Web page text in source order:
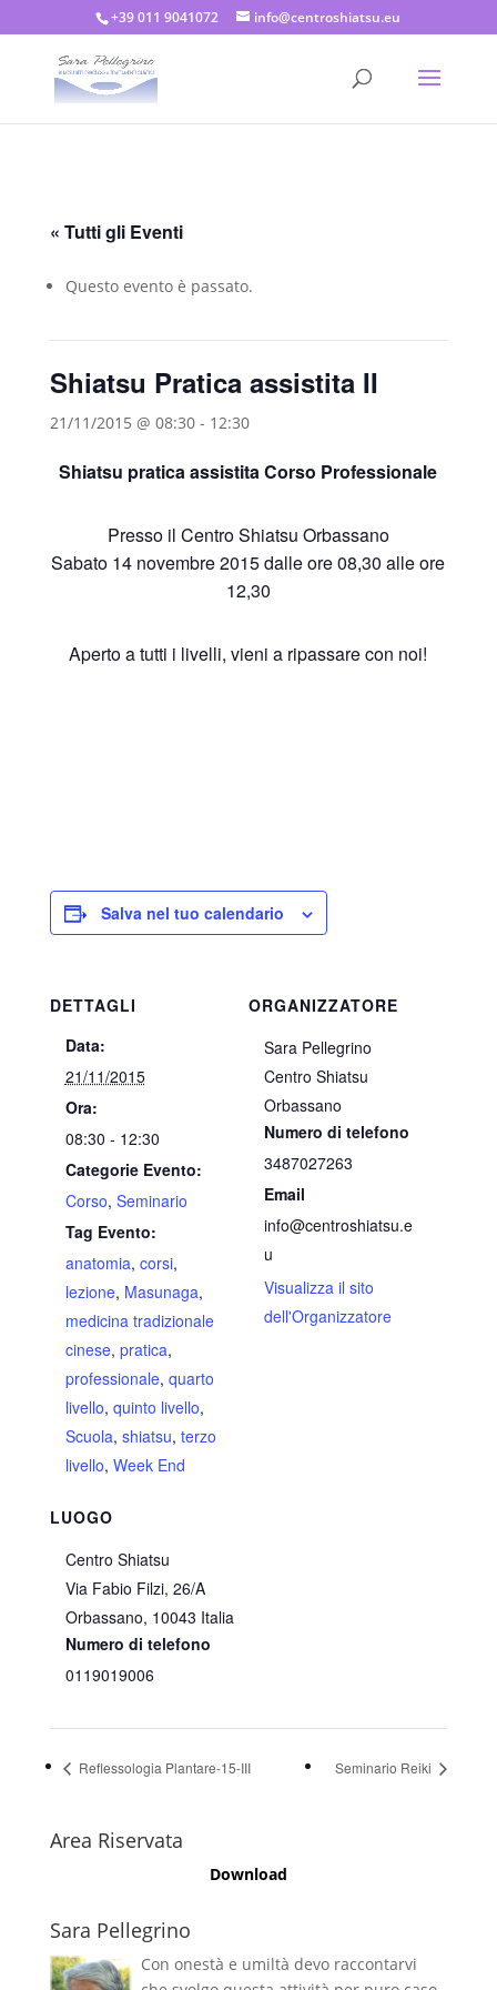
+39 011 9041072 info@centroshiatsu.eu
« Tutti gli Eventi
Questo evento è passato.
Shiatsu Pratica assistita II
21/11/2015 @ 08:30- 12:30
Shiatsu pratica assistita Corso Professionale
Presso il Centro Shiatsu Orbassano
Sabato 14 novembre 2015 dalle ore 08,30 alle ore
12,30
Aperto a tutti i livelli, vieni a ripassare con noi!
Salva nel tuo calendario
DETTAGLI
Data:
21/11/2015
Ora:
08:30 - 12:30
Categorie Evento:
Corso, Seminario
Tag Evento:
anatomia, corsi,
lezione, Masunaga,
medicina tradizionale
cinese, pratica,
professionale, quarto
livello, quinto livello,
Scuola, shiatsu, terzo
livello, Week End
LUOGO
Centro Shiatsu
Via Fabio Filzi, 26/A
Orbassano, 10043 Italia
Numero di telefono
0119019006
ORGANIZZATORE
Sara Pellegrino
Centro Shiatsu
Orbassano
Numero di telefono
3487027263
Email
info@centroshiatsu.e
u
Visualizza il sito
dell'Organizzatore
Reflessologia Plantare-15-III Seminario Reiki
Area Riservata
Download
Sara Pellegrino
Con onestà e umiltà devo raccontarvi